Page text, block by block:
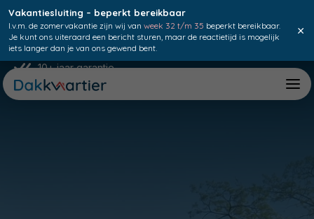
Vakantiesluiting – beperkt bereikbaar
I.v.m. de zomervakantie zijn wij van week 32 t/m 35 beperkt bereikbaar.
Je kunt ons uiteraard een bericht sturen, maar de reactietijd is mogelijk
iets langer dan je van ons gewend bent.
×
10+ jaar garantie